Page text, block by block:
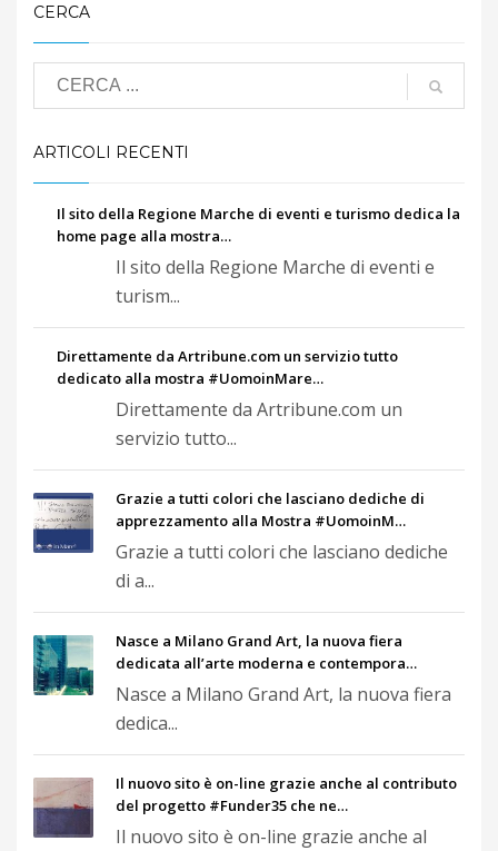
Già nel 3500 a. C. in
CERCA
ARTICOLI RECENTI
Il sito della Regione Marche di eventi e turismo dedica la
home page alla mostra…
Il sito della Regione Marche di eventi e
turism...
Direttamente da Artribune.com un servizio tutto
dedicato alla mostra #UomoinMare…
Direttamente da Artribune.com un
servizio tutto...
Grazie a tutti colori che lasciano dediche di
apprezzamento alla Mostra #UomoinM…
Grazie a tutti colori che lasciano dediche
di a...
Nasce a Milano Grand Art, la nuova fiera
dedicata all’arte moderna e contempora…
Nasce a Milano Grand Art, la nuova fiera
dedica...
Il nuovo sito è on-line grazie anche al contributo
del progetto #Funder35 che ne…
Il nuovo sito è on-line grazie anche al